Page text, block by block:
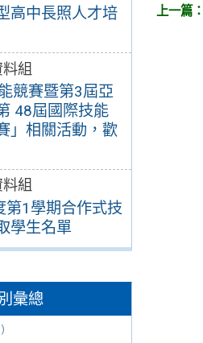
高中長照人才培
料組
競賽暨第3屆亞
48屆國際技能
」相關活動，歡
料組
第1學期合作式技
學生名單
彙總